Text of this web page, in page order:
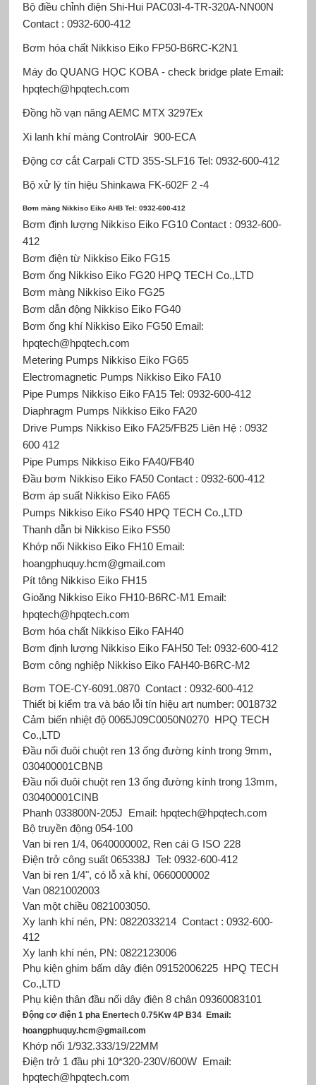
Bộ điều chỉnh điện Shi-HuiPAC03I-4-TR-320A-NN00N
Contact : 0932-600-412
Bơm hóa chất Nikkiso EikoFP50-B6RC-K2N1
Máy đo QUANG HỌC KOBA- check bridge plate Email:
hpqtech@hpqtech.com
Đồng hồ vạn năng AEMC MTX 3297Ex
Xi lanh khí màng ControlAir 900-ECA
Động cơ cắt CarpaliCTD 35S-SLF16 Tel: 0932-600-412
Bộ xử lý tín hiệu ShinkawaFK-602F 2 -4
Bơm màng Nikkiso Eiko AHB Tel: 0932-600-412
Bơm định lượng Nikkiso Eiko FG10 Contact : 0932-600-
412
Bơm điện từ Nikkiso Eiko FG15
Bơm ống Nikkiso Eiko FG20 HPQ TECH Co.,LTD
Bơm màng Nikkiso Eiko FG25
Bơm dẫn động Nikkiso EikoFG40
Bơm ống khí Nikkiso Eiko FG50 Email:
hpqtech@hpqtech.com
Metering Pumps Nikkiso Eiko FG65
Electromagnetic Pumps Nikkiso Eiko FA10
Pipe Pumps Nikkiso Eiko FA15 Tel: 0932-600-412
Diaphragm Pumps Nikkiso Eiko FA20
Drive Pumps Nikkiso Eiko FA25/FB25 Liên Hệ : 0932
600 412
Pipe Pumps Nikkiso Eiko FA40/FB40
Đầu bơm Nikkiso Eiko FA50 Contact : 0932-600-412
Bơm áp suất Nikkiso Eiko FA65
Pumps Nikkiso Eiko FS40 HPQ TECH Co.,LTD
Thanh dẫn bi Nikkiso Eiko FS50
Khớp nối Nikkiso Eiko FH10 Email:
hoangphuquy.hcm@gmail.com
Pít tông Nikkiso Eiko FH15
Gioăng Nikkiso Eiko FH10-B6RC-M1 Email:
hpqtech@hpqtech.com
Bơm hóa chất Nikkiso Eiko FAH40
Bơm định lượng Nikkiso Eiko FAH50 Tel: 0932-600-412
Bơm công nghiệp Nikkiso Eiko FAH40-B6RC-M2
Bơm TOE-CY-6091.0870 Contact : 0932-600-412
Thiết bị kiểm tra và báo lỗi tín hiệu art number: 0018732
Cảm biến nhiệt độ 0065J09C0050N0270 HPQ TECH
Co.,LTD
Đầu nối đuôi chuột ren 13 ống đường kính trong 9mm,
030400001CBNB
Đầu nối đuôi chuột ren 13 ống đường kính trong 13mm,
030400001CINB
Phanh 033800N-205J Email: hpqtech@hpqtech.com
Bộ truyền động 054-100
Van bi ren 1/4, 0640000002, Ren cái G ISO 228
Điện trở công suất 065338J Tel: 0932-600-412
Van bi ren 1/4", có lỗ xả khí, 0660000002
Van 0821002003
Van một chiều 0821003050.
Xy lanh khí nén, PN: 0822033214 Contact : 0932-600-
412
Xy lanh khí nén, PN: 0822123006
Phụ kiện ghim bấm dây điện 09152006225 HPQ TECH
Co.,LTD
Phụ kiện thân đầu nối dây điện 8 chân 09360083101
Động cơ điện 1 pha Enertech 0.75Kw 4P B34 Email:
hoangphuquy.hcm@gmail.com
Khớp nối 1/932.333/19/22MM
Điện trở 1 đầu phi 10*320-230V/600W Email:
hpqtech@hpqtech.com